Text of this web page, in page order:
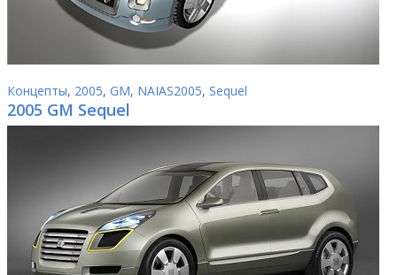
Концепты, 2005, GM, NAIAS2005, Sequel
2005 GM Sequel